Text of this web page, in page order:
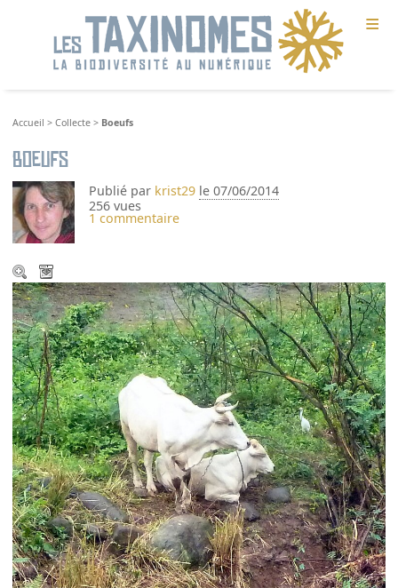
≡
Accueil >Collecte > Boeufs
Boeufs
Publié par krist29 le 07/06/2014
256 vues
1 commentaire